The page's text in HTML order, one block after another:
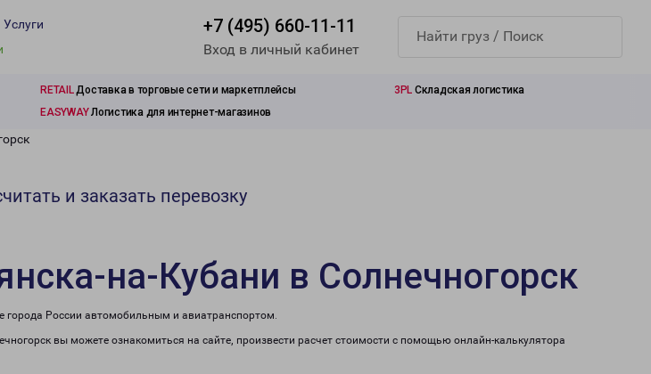
Услуги
+7 (495) 660-11-11
Вход в личный кабинет
RETAILДоставка в торговые сети и маркетплейсы 3PL Складская логистика
EASYWAYЛогистика для интернет-магазинов
и заказать перевозку
на-Кубани в Солнечногорск
города России автомобильным и авиатранспортом.
вы можете ознакомиться на сайте, произвести расчет стоимости с помощью онлайн-калькулятора